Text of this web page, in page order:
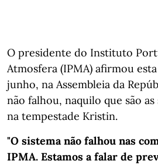
O presidente do Instituto
Atmosfera (IPMA) afirmou
junho, na Assembleia da
não falhou, naquilo que são
na tempestade Kristin.
"O sistema não falhou nas
IPMA. Estamos a falar de